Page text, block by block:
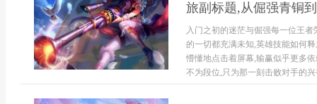
旅副标题,从倔强青铜
入门之初的迷茫与倔强每一位王
的一切都充满未知,英雄技能如何
懵懂地点击着屏幕,输赢似乎更多
不为段位,只为那一刻击败对手的